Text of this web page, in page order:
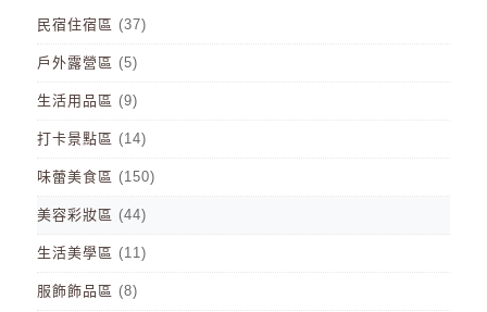
民宿住宿區 (37)
戶外露營區 (5)
生活用品區 (9)
打卡景點區 (14)
味蕾美食區 (150)
美容彩妝區 (44)
生活美學區 (11)
服飾飾品區 (8)